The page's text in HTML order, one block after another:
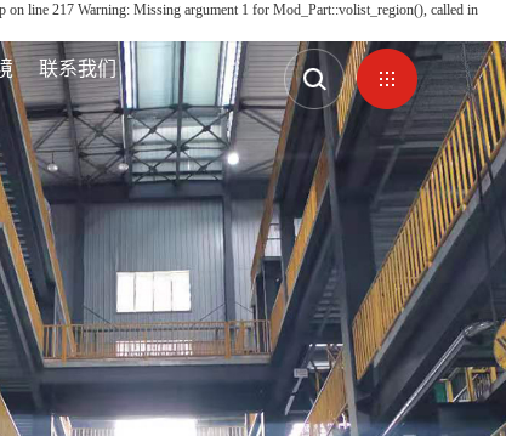
line 217 Warning: Missing argument 1 for Mod_Part::volist_region(), called in
联系我们